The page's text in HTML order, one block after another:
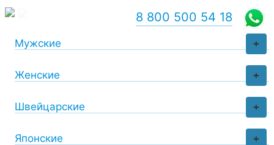
+
Мужские
+
Женские
+
Швейцарские
+
Японские
8 800 500 54 18